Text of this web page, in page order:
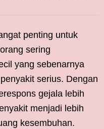
penting untuk
sering
yang sebenarnya
serius. Dengan
gejala lebih
menjadi lebih
kesembuhan.